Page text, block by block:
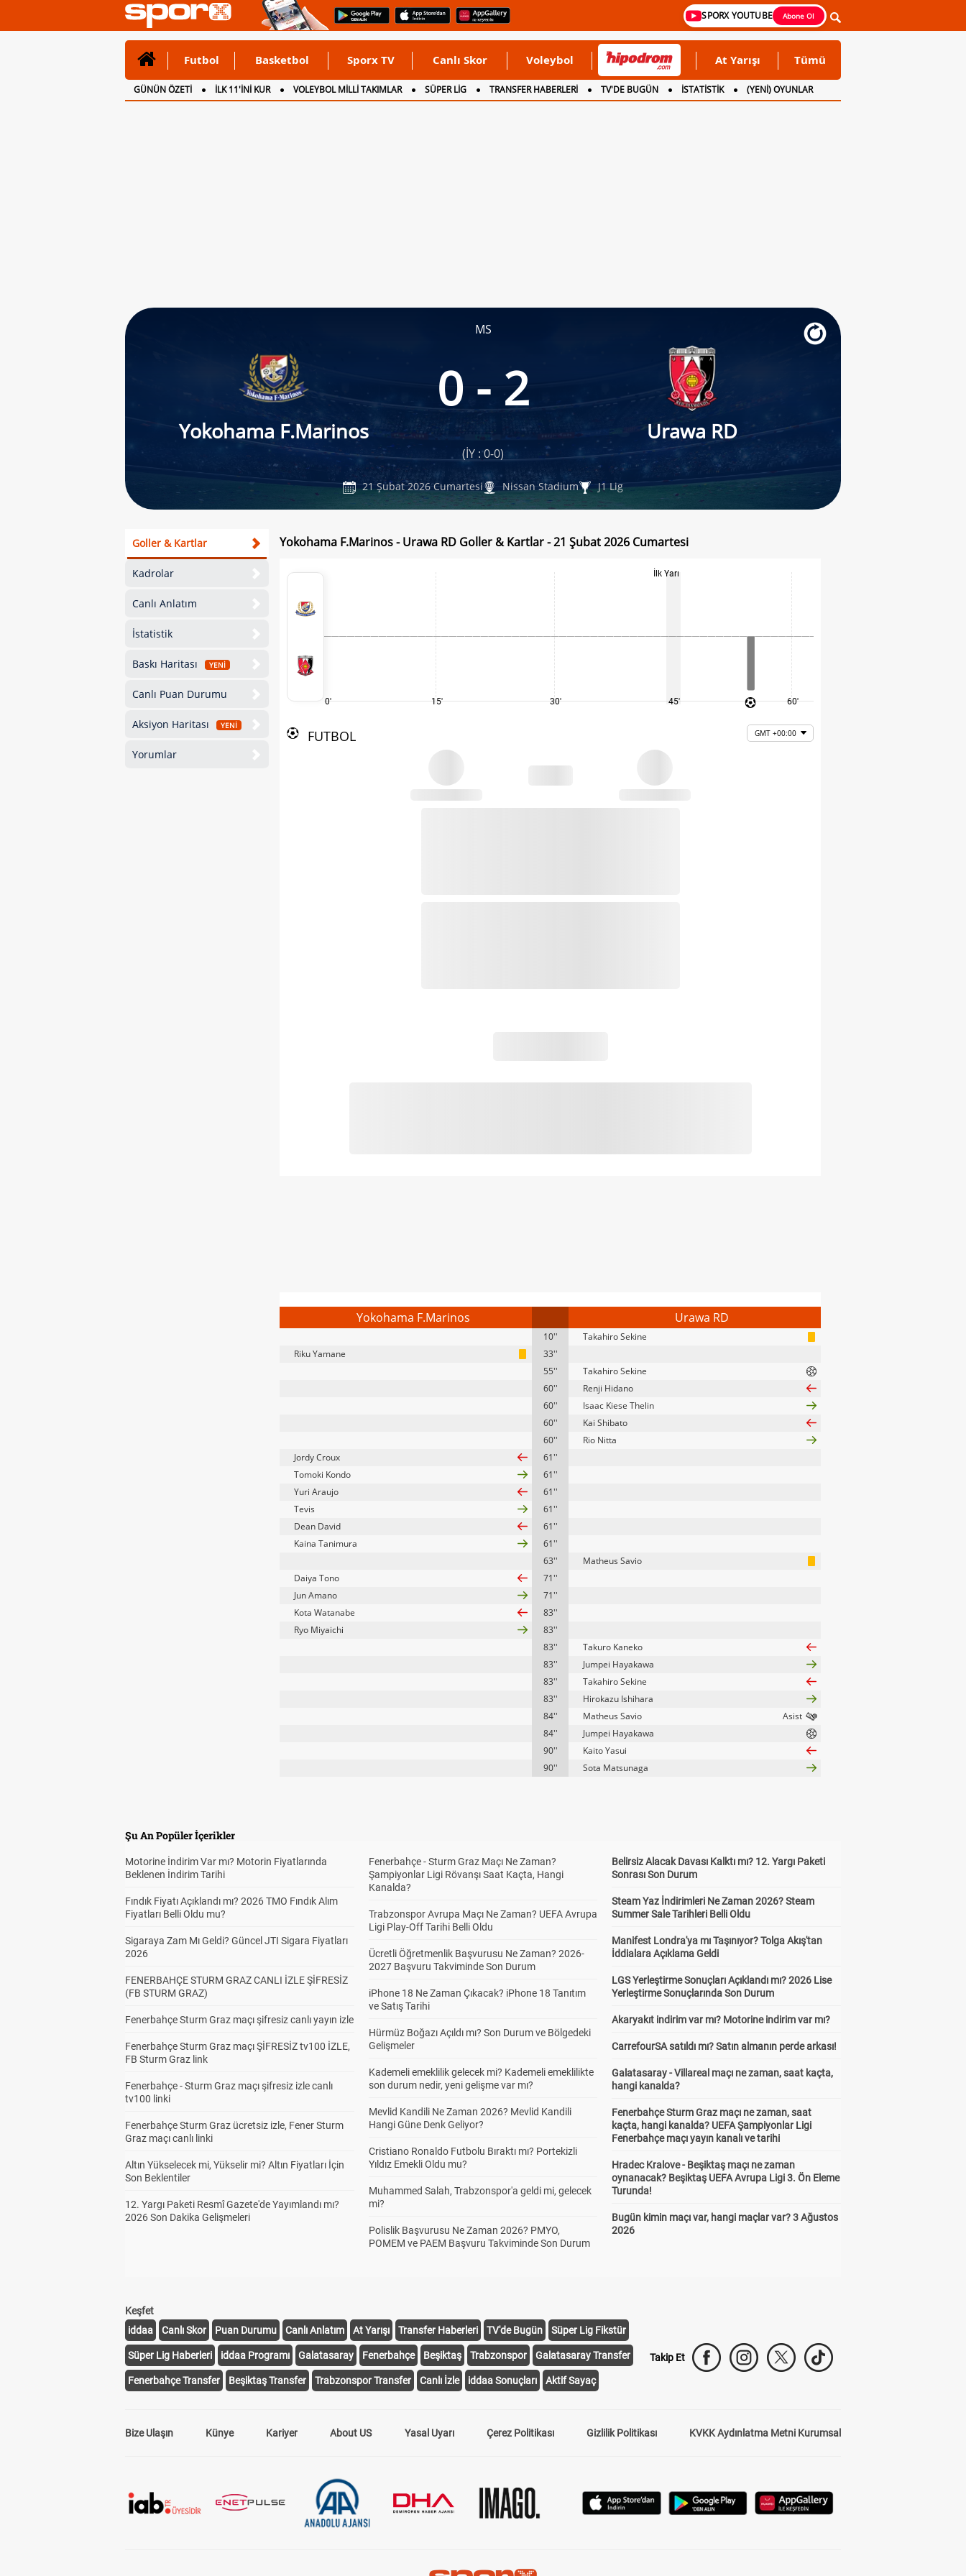
SPORX YOUTUBE Abone Ol
Futbol Basketbol Sporx TV Canlı Skor Voleybol At Yarışı Tümü
GÜNÜN ÖZETİ İLK 11'İNİ KUR VOLEYBOL MİLLİ TAKIMLAR SÜPER LİG TRANSFER HABERLERİ TV'DE BUGÜN İSTATİSTİK
(YENİ) OYUNLAR
CANLI ANLATIM
İNGİLTERE
MS
Yokohama F.Marinos
0 - 2
Urawa RD
(İY : 0-0)
21 Şubat 2026 Cumartesi Nissan Stadium J1 Lig
Goller & Kartlar
Kadrolar
Canlı Anlatım
İstatistik
Baskı Haritası YENİ
Canlı Puan Durumu
Aksiyon Haritası YENİ
Yorumlar
Yokohama F.Marinos - Urawa RD Goller & Kartlar - 21 Şubat 2026 Cumartesi
0' 15' 30'
İlk Yarı
45' 60'
FUTBOL GMT +00:00
Yokohama F.Marinos Urawa RD
10''
Takahiro Sekine
Riku Yamane
33''
55''
Takahiro Sekine
60''
Renji Hidano
60''
Isaac Kiese Thelin
60''
Kai Shibato
60''
Rio Nitta
Jordy Croux
61''
Tomoki Kondo
61''
Yuri Araujo
61''
Tevis
61''
Dean David
61''
Kaina Tanimura
61''
63''
Matheus Savio
Daiya Tono
71''
Jun Amano
71''
Kota Watanabe
83''
Ryo Miyaichi
83''
83''
Takuro Kaneko
83''
Jumpei Hayakawa
83''
Takahiro Sekine
83''
Hirokazu Ishihara
84''
Matheus Savio
84''
Jumpei Hayakawa
90''
Kaito Yasui
90''
Sota Matsunaga
Şu An Popüler İçerikler
Motorine İndirim Var mı? Motorin Fiyatlarında
Beklenen İndirim Tarihi
Fındık Fiyatı Açıklandı mı? 2026 TMO Fındık Alım
Fiyatları Belli Oldu mu?
Sigaraya Zam Mı Geldi? Güncel JTI Sigara Fiyatları
2026
FENERBAHÇE STURM GRAZ CANLI İZLE ŞİFRESİZ
(FB STURM GRAZ)
Fenerbahçe Sturm Graz maçı şifresiz canlı yayın izle
Fenerbahçe Sturm Graz maçı ŞİFRESİZ tv100 İZLE,
FB Sturm Graz link
Fenerbahçe - Sturm Graz maçı şifresiz izle canlı
tv100 linki
Fenerbahçe Sturm Graz ücretsiz izle, Fener Sturm
Graz maçı canlı linki
Altın Yükselecek mi, Yükselir mi? Altın Fiyatları İçin
Son Beklentiler
12. Yargı Paketi Resmî Gazete'de Yayımlandı mı?
2026 Son Dakika Gelişmeleri
Fenerbahçe - Sturm Graz Maçı Ne Zaman?
Şampiyonlar Ligi Rövanşı Saat Kaçta, Hangi
Kanalda?
Trabzonspor Avrupa Maçı Ne Zaman? UEFA Avrupa
Ligi Play-Off Tarihi Belli Oldu
Ücretli Öğretmenlik Başvurusu Ne Zaman? 2026-
2027 Başvuru Takviminde Son Durum
iPhone 18 Ne Zaman Çıkacak? iPhone 18 Tanıtım
ve Satış Tarihi
Hürmüz Boğazı Açıldı mı? Son Durum ve Bölgedeki
Gelişmeler
Kademeli emeklilik gelecek mi? Kademeli emeklilikte
son durum nedir, yeni gelişme var mı?
Mevlid Kandili Ne Zaman 2026? Mevlid Kandili
Hangi Güne Denk Geliyor?
Cristiano Ronaldo Futbolu Bıraktı mı? Portekizli
Yıldız Emekli Oldu mu?
Muhammed Salah, Trabzonspor'a geldi mi, gelecek
mi?
Polislik Başvurusu Ne Zaman 2026? PMYO,
POMEM ve PAEM Başvuru Takviminde Son Durum
Belirsiz Alacak Davası Kalktı mı? 12. Yargı Paketi
Sonrası Son Durum
Steam Yaz İndirimleri Ne Zaman 2026? Steam
Summer Sale Tarihleri Belli Oldu
Manifest Londra'ya mı Taşınıyor? Tolga Akış'tan
İddialara Açıklama Geldi
LGS Yerleştirme Sonuçları Açıklandı mı? 2026 Lise
Yerleştirme Sonuçlarında Son Durum
Akaryakıt indirim var mı? Motorine indirim var mı?
CarrefourSA satıldı mı? Satın almanın perde arkası!
Galatasaray - Villareal maçı ne zaman, saat kaçta,
hangi kanalda?
Fenerbahçe Sturm Graz maçı ne zaman, saat
kaçta, hangi kanalda? UEFA Şampiyonlar Ligi
Fenerbahçe maçı yayın kanalı ve tarihi
Hradec Kralove - Beşiktaş maçı ne zaman
oynanacak? Beşiktaş UEFA Avrupa Ligi 3. Ön Eleme
Turunda!
Bugün kimin maçı var, hangi maçlar var? 3 Ağustos
2026
Keşfet
iddaa
Canlı Skor Puan Durumu Canlı Anlatım At Yarışı Transfer Haberleri TV'de Bugün Süper Lig Fikstür
Süper Lig Haberleri iddaa Programı Galatasaray Fenerbahçe Beşiktaş Trabzonspor Galatasaray Transfer
Fenerbahçe Transfer Beşiktaş Transfer Trabzonspor Transfer Canlı İzle iddaa Sonuçları Aktif Sayaç
Takip Et
Bize Ulaşın Künye Kariyer About US Yasal Uyarı Çerez Politikası Gizlilik Politikası KVKK Aydınlatma Metni Kurumsal